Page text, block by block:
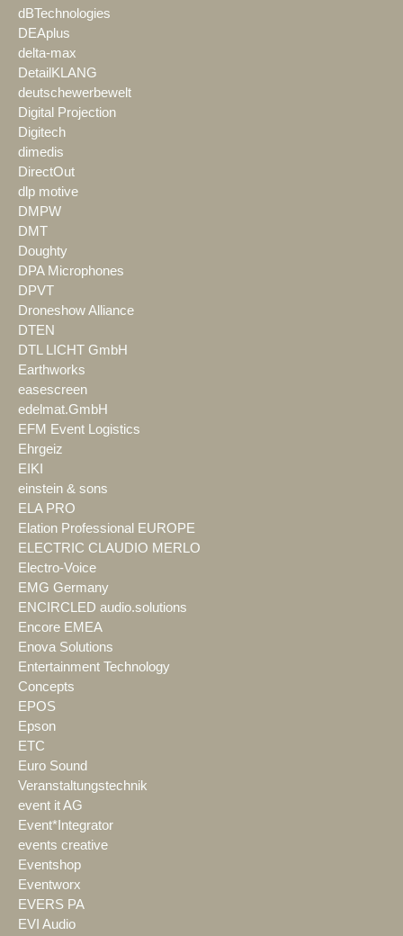
dBTechnologies
DEAplus
delta-max
DetailKLANG
deutschewerbewelt
Digital Projection
Digitech
dimedis
DirectOut
dlp motive
DMPW
DMT
Doughty
DPA Microphones
DPVT
Droneshow Alliance
DTEN
DTL LICHT GmbH
Earthworks
easescreen
edelmat.GmbH
EFM Event Logistics
Ehrgeiz
EIKI
einstein & sons
ELA PRO
Elation Professional EUROPE
ELECTRIC CLAUDIO MERLO
Electro-Voice
EMG Germany
ENCIRCLED audio.solutions
Encore EMEA
Enova Solutions
Entertainment Technology
Concepts
EPOS
Epson
ETC
Euro Sound
Veranstaltungstechnik
event it AG
Event*Integrator
events creative
Eventshop
Eventworx
EVERS PA
EVI Audio